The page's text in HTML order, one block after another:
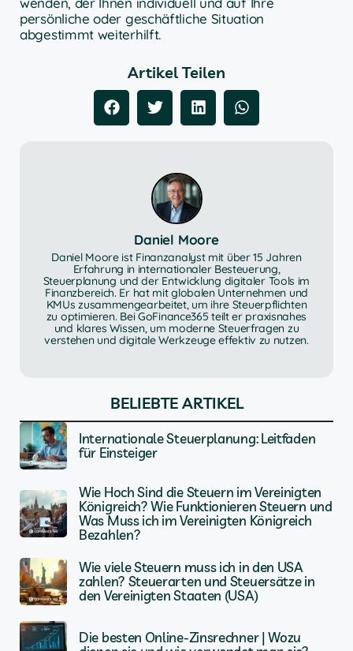
persönliche oder geschäftliche Situation
abgestimmt weiterhilft.
Artikel Teilen
Daniel Moore
Daniel Moore ist Finanzanalyst mit über 15 Jahren
Erfahrung in internationaler Besteuerung,
Steuerplanung und der Entwicklung digitaler Tools im
Finanzbereich. Er hat mit globalen Unternehmen und
KMUs zusammengearbeitet, um ihre Steuerpflichten
zu optimieren. Bei GoFinance365 teilt er praxisnahes
und klares Wissen, um moderne Steuerfragen zu
verstehen und digitale Werkzeuge effektiv zu nutzen.
BELIEBTE ARTIKEL
Internationale Steuerplanung: Leitfaden
für Einsteiger
Wie Hoch Sind die Steuern im Vereinigten
Königreich? Wie Funktionieren Steuern und
Was Muss ich im Vereinigten Königreich
Bezahlen?
Wie viele Steuern muss ich in den USA
zahlen? Steuerarten und Steuersätze in
den Vereinigten Staaten (USA)
Die besten Online-Zinsrechner | Wozu